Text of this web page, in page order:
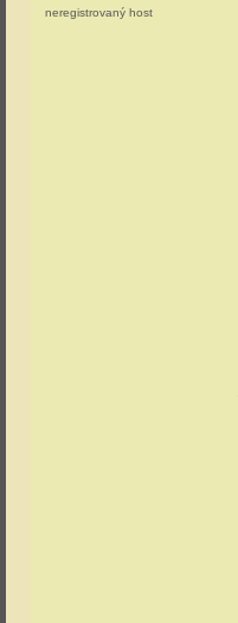
neregistrovaný host